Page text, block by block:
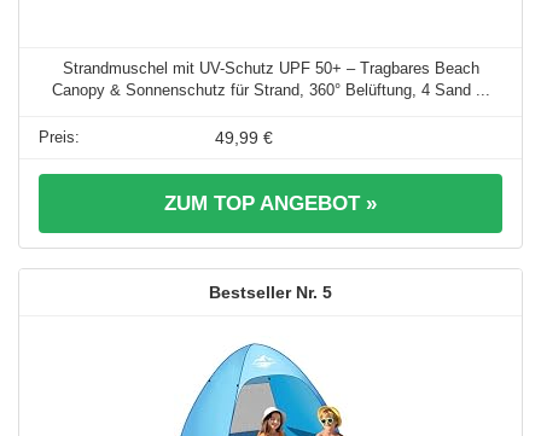
Strandmuschel mit UV-Schutz UPF 50+ – Tragbares Beach
Canopy & Sonnenschutz für Strand, 360° Belüftung, 4 Sand ...
49,99 €
ZUM TOP ANGEBOT »
5